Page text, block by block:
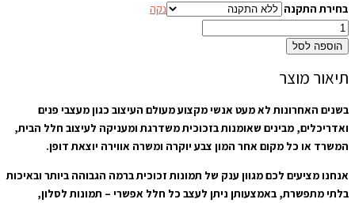
בחירת התקנה
נקה
הוספה לסל
תיאור מוצר
בשנים האחרונות לא מעט אנשי מקצוע מעולם העיצוב כגון מעצבי פנים
ואדריכלים, מבינים שאומנות בזכוכית משדרגת ומעניקה לעיצוב חלל הבית,
המשרד או כל מקום אחר המון צבע יוקרה ומשרה אווירה יוצאת דופן.
אנחנו מציעים לכם מגוון ענק של תמונות זכוכית ברמה הגבוהה ביותר ובאיכות
בלתי מתפשרת, באמצעותן ניתן לעצב כל חלל אפשרי – תמונות לסלון,